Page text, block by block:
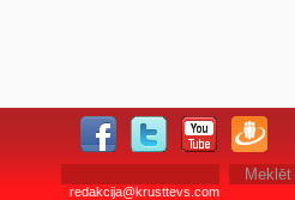
redakcija@krusttevs.com